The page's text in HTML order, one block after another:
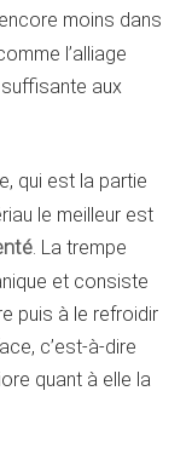
moins dans
l’alliage
aux
qui est la partie
le meilleur est
. La trempe
et consiste
puis à le refroidir
c’est-à-dire
quant à elle la